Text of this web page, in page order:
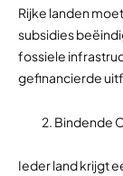
Rijke landen
subsidies
fossiele
gefinancierde
Bindende
Ieder land krijgt